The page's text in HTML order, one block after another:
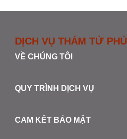
DỊCH VỤ THÁM TỬ
VỀ CHÚNG TÔI
QUY TRÌNH DỊCH VỤ
CAM KẾT BẢO MẬT